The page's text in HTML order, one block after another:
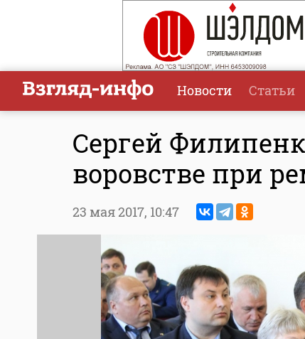
Новости Статьи
Сергей
воровстве при
23 мая 2017, 10:47